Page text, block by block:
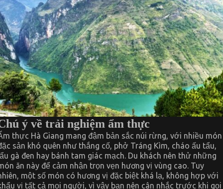
ý về trải nghiệm ẩm thực
thực Hà Giang mang đậm bản sắc núi rừng, với nhiều món
sản khó quên như thắng cố, phở Tráng Kìm, cháo ấu tẩu,
gà đen hay bánh tam giác mạch. Du khách nên thử những
ăn này để cảm nhận trọn vẹn hương vị vùng cao. Tuy
một số món có hương vị đặc biệt khá lạ, không hợp với
vị tất cả mọi người, vì vậy bạn nên cân nhắc trước khi gọi